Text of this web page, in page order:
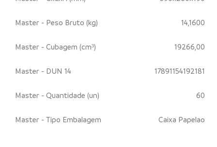
Master - Peso Bruto (kg) 14,1600
Master - Cubagem (cm³) 19266,00
Master - DUN 14 17891154192181
Master - Quantidade (un) 60
Master - Tipo Embalagem Caixa Papelao